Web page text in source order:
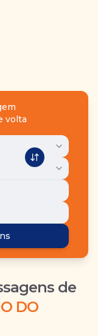
volta
de
DO